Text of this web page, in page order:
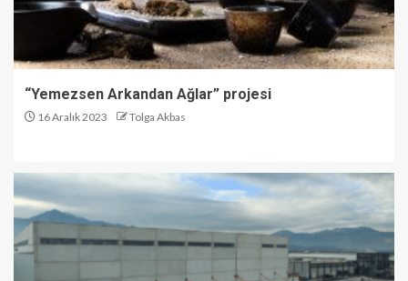
“Yemezsen Arkandan Ağlar” projesi
16 Aralık 2023 Tolga Akbas